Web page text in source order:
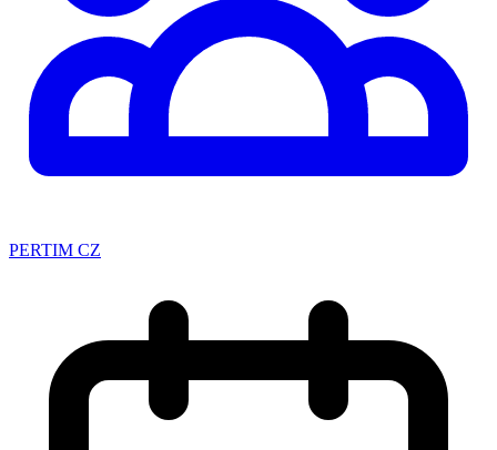
PERTIM CZ